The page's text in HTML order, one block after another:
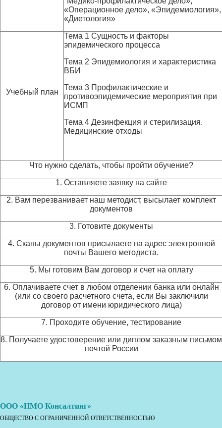
«Операционное дело», «Эпидемиология»,
«Диетология»
Учебный план
Тема 1 Сущность и факторы
эпидемического процесса
Тема 2 Эпидемиология и характеристика
ВБИ
Тема 3 Профилактические и
противоэпидемические мероприятия при
ИСМП
Тема 4 Дезинфекция и стерилизация.
Медицинские отходы
Что нужно сделать, чтобы пройти обучение?
1. Оставляете заявку на сайте
2. Вам перезванивает наш методист, высылает комплект
документов
3. Готовите документы
4. Сканы документов присылаете на адрес электронной
почты Вашего методиста.
5. Мы готовим Вам договор и счет на оплату
6. Оплачиваете счет в любом отделении банка или онлайн
(или со своего расчетного счета, если Вы заключили
договор от имени юридического лица)
7. Проходите обучение, тестирование
8. Получаете удостоверение или диплом заказным письмом
почтой России
ООО «НМО Консалтинг»
ОБЩЕСТВО С ОГРАНИЧЕННОЙ ОТВЕТСТВЕННОСТЬЮ